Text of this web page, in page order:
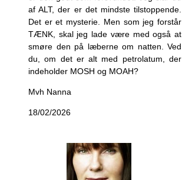
af ALT, der er det mindste tilstoppende.
Det er et mysterie. Men som jeg forstår
TÆNK, skal jeg lade være med også at
smøre den på læberne om natten. Ved
du, om det er alt med petrolatum, der
indeholder MOSH og MOAH?
Mvh Nanna
18/02/2026